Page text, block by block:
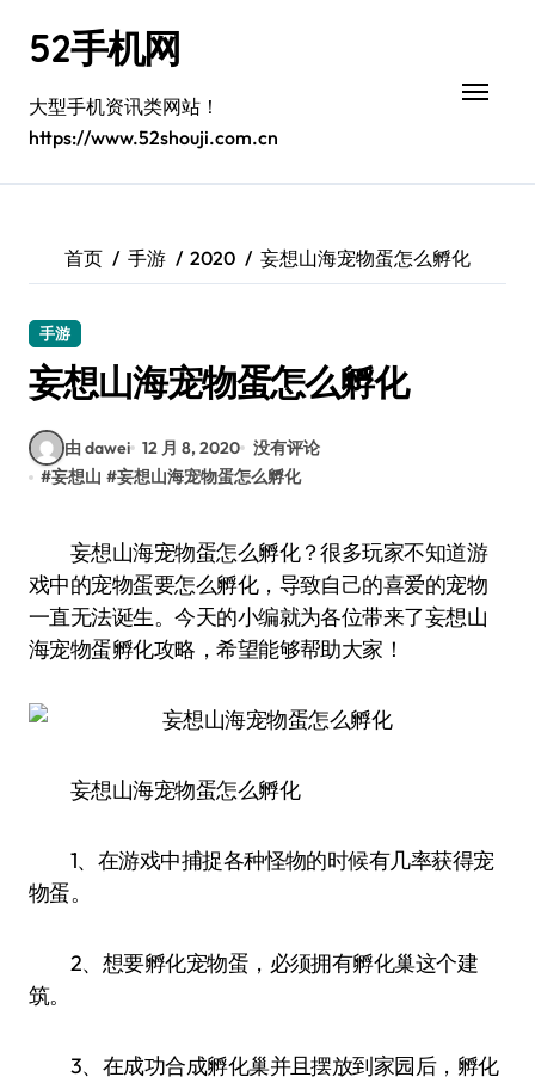
52手机网
大型手机资讯类网站！
https://www.52shouji.com.cn
首页 手游 2020 妄想山海宠物蛋怎么孵化
手游
妄想山海宠物蛋怎么孵化
由 dawei 12 月 8, 2020 没有评论
#妄想山 #妄想山海宠物蛋怎么孵化
妄想山海宠物蛋怎么孵化？很多玩家不知道游
戏中的宠物蛋要怎么孵化，导致自己的喜爱的宠物
一直无法诞生。今天的小编就为各位带来了妄想山
海宠物蛋孵化攻略，希望能够帮助大家！
妄想山海宠物蛋怎么孵化
1、在游戏中捕捉各种怪物的时候有几率获得宠
物蛋。
2、想要孵化宠物蛋，必须拥有孵化巢这个建
筑。
3、在成功合成孵化巢并且摆放到家园后，孵化